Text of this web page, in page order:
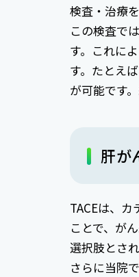
検査・治療
この検査で
す。これに
す。たとえ
が可能です
肝が
TACEは、
ことで、が
選択肢とされ
さらに当院